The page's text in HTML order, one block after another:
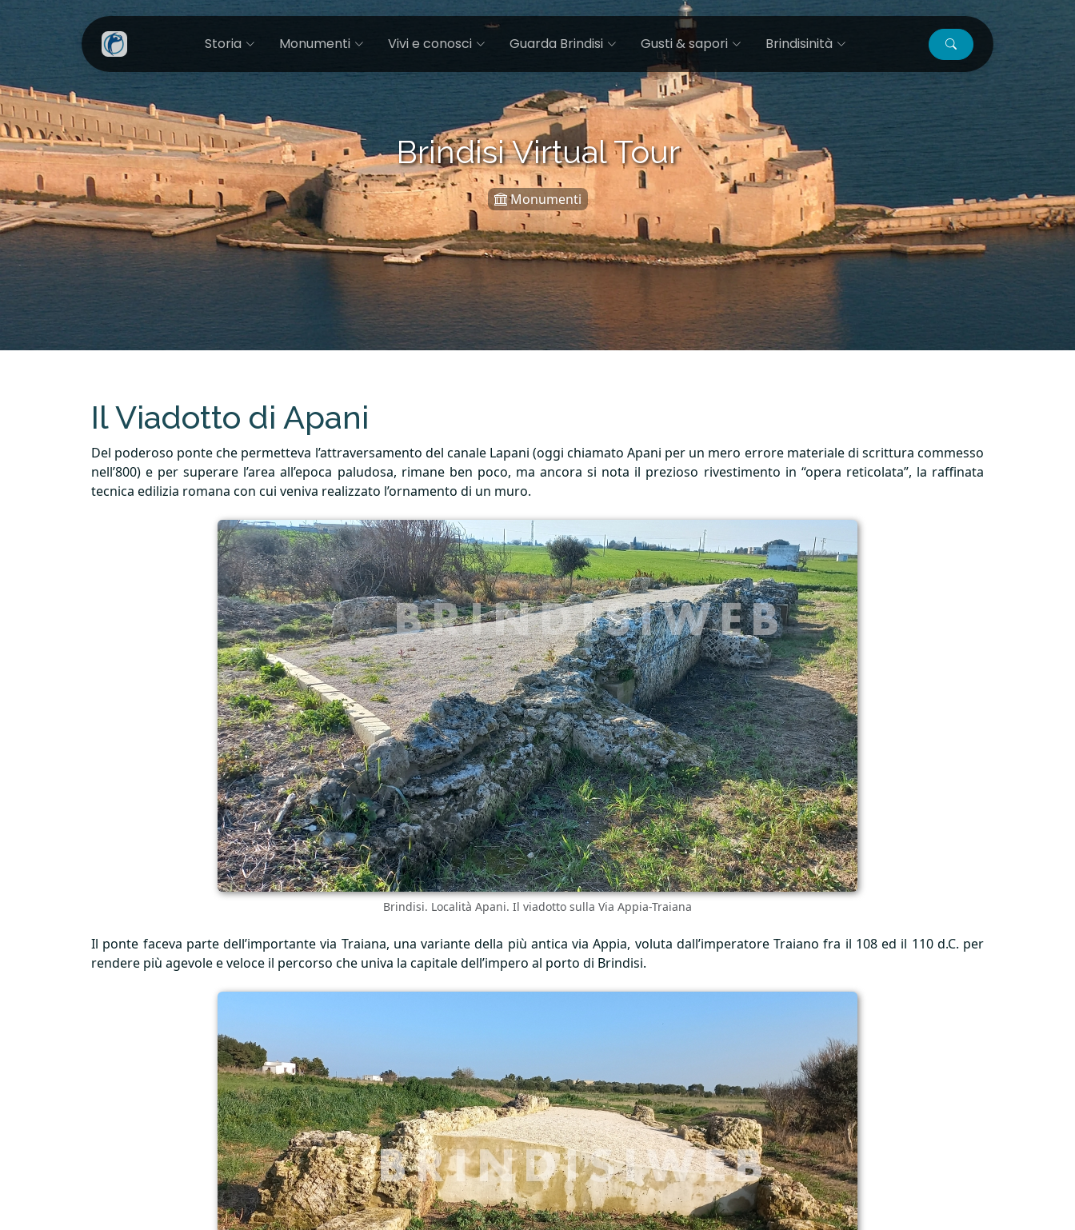
Storia Monumenti Vivi e conosci Guarda Brindisi Gusti & sapori Brindisinità
Brindisi Virtual Tour
Monumenti
Il Viadotto di Apani
Del poderoso ponte che permetteva l’attraversamento del canale Lapani (oggi chiamato Apani per un mero errore materiale di scrittura commesso
nell’800) e per superare l’area all’epoca paludosa, rimane ben poco, ma ancora si nota il prezioso rivestimento in “opera reticolata”, la raffinata
tecnica edilizia romana con cui veniva realizzato l’ornamento di un muro.
Brindisi. Località Apani. Il viadotto sulla Via Appia-Traiana
Il ponte faceva parte dell’importante via Traiana, una variante della più antica via Appia, voluta dall’imperatore Traiano fra il 108 ed il 110 d.C. per
rendere più agevole e veloce il percorso che univa la capitale dell’impero al porto di Brindisi.